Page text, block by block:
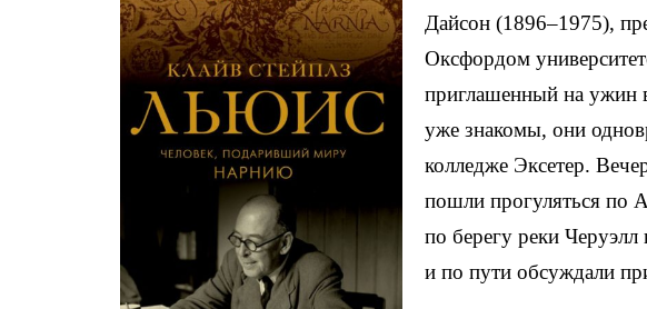
Дайсон (1896–1975),
Оксфордом
приглашенный на ужин
уже знакомы, они
колледже Эксетер.
пошли прогуляться по
по берегу реки
и по пути обсуждали